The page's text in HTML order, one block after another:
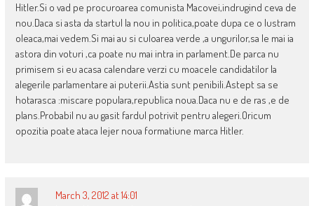
Hitler.Si o vad pe procuroarea comunista Macovei,indrugind ceva de
nou.Daca si asta da startul la nou in politica,poate dupa ce o lustram
oleaca,mai vedem.Si mai au si culoarea verde ,a ungurilor,sa le mai ia
astora din voturi ,ca poate nu mai intra in parlament.De parca nu
primisem si eu acasa calendare verzi cu moacele candidatilor la
alegerile parlamentare ai puterii.Astia sunt penibili.Astept sa se
hotarasca :miscare populara,republica noua.Daca nu e de ras ,e de
plans.Probabil nu au gasit fardul potrivit pentru alegeri.Oricum
opozitia poate ataca lejer noua formatiune marca Hitler.
March 3, 2012 at 14:01